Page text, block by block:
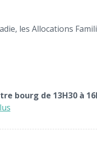
les Allocations
bourg de 13H30 à